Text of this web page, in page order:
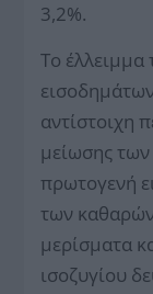
3,2%.
Το έλλειμμα
αντίστοιχη
μείωσης
πρωτογενή
των
μερίσματα
ισοζυγίου